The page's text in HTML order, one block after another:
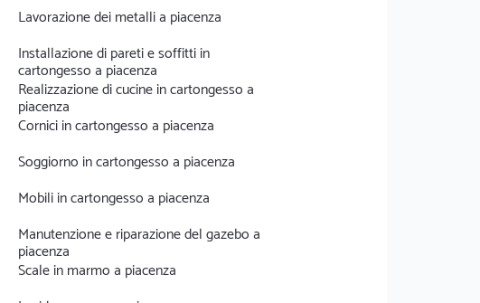
Lavorazione dei metalli a piacenza
Installazione di pareti e soffitti in
cartongesso a piacenza
Realizzazione di cucine in cartongesso a
piacenza
Cornici in cartongesso a piacenza
Soggiorno in cartongesso a piacenza
Mobili in cartongesso a piacenza
Manutenzione e riparazione del gazebo a
piacenza
Scale in marmo a piacenza